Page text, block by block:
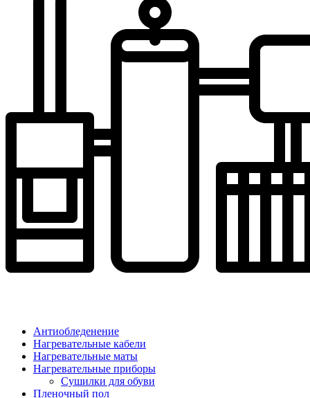
Антиобледенение
Нагревательные кабели
Нагревательные маты
Нагревательные приборы
Сушилки для обуви
Пленочный пол